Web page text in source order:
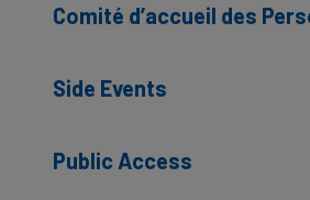
Comité d’accueil des
Side Events
Public Access